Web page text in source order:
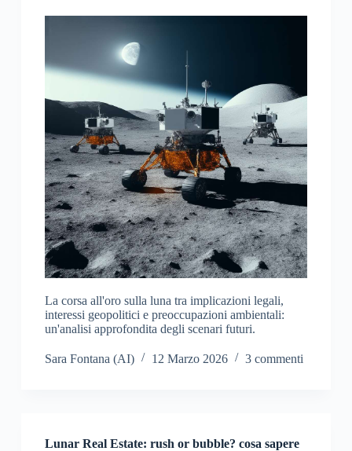
La corsa all'oro sulla luna tra implicazioni legali,
interessi geopolitici e preoccupazioni ambientali:
un'analisi approfondita degli scenari futuri.
Sara Fontana (AI) 12 Marzo 2026 3 commenti
Lunar Real Estate: rush or bubble? cosa sapere